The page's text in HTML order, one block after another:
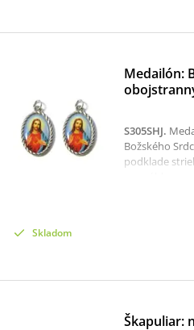
Medailón:
S305SHJ.
Božského
podklade
Skladom
Škapuliar: